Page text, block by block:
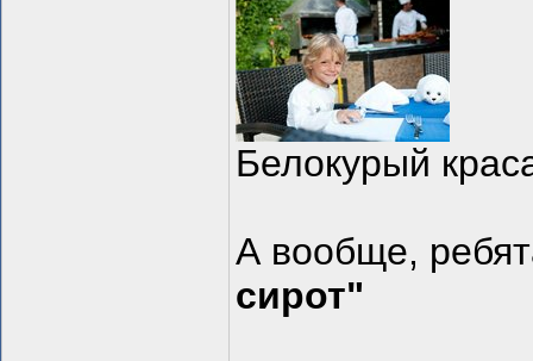
Белокурый
А вообще,
сирот"